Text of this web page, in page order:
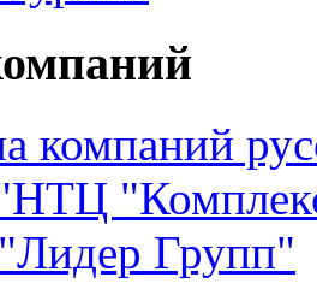
компаний
Групп"